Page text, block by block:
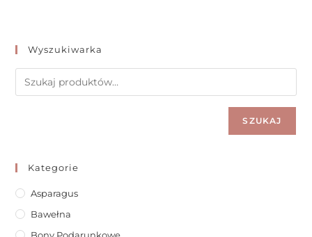
Wyszukiwarka
SZUKAJ
Kategorie
Asparagus
Bawełna